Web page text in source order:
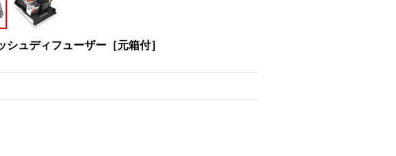
ュディフューザー［元箱付］